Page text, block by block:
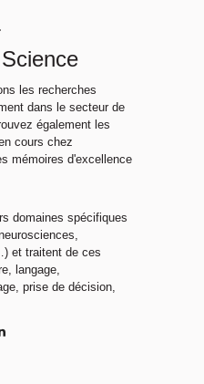
les recherches
dans le secteur de
également les
cours chez
mémoires d'excellence
domaines spécifiques
et traitent de ces
langage,
prise de décision,